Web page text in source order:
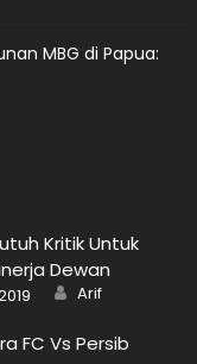
MBG di Papua:
Kritik Untuk
Dewan
Author
Arif
FC Vs Persib